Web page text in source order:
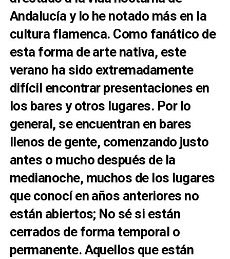
Andalucía y lo he notado más en la
cultura flamenca. Como fanático de
esta forma de arte nativa, este
verano ha sido extremadamente
difícil encontrar presentaciones en
los bares y otros lugares. Por lo
general, se encuentran en bares
llenos de gente, comenzando justo
antes o mucho después de la
medianoche, muchos de los lugares
que conocí en años anteriores no
están abiertos; No sé si están
cerrados de forma temporal o
permanente. Aquellos que están